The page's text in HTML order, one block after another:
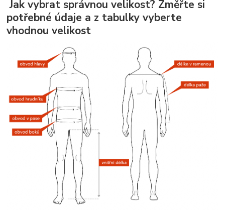
Jak vybrat správnou velikost? Změřte si
potřebné údaje a z tabulky vyberte
vhodnou velikost